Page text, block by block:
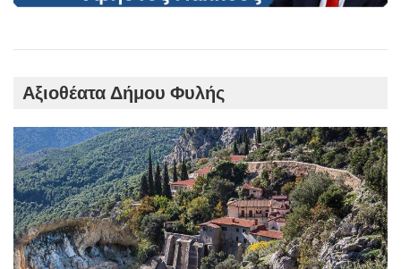
Αξιοθέατα Δήμου Φυλής